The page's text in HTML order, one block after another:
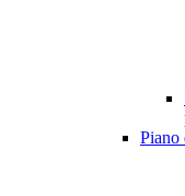
Piano